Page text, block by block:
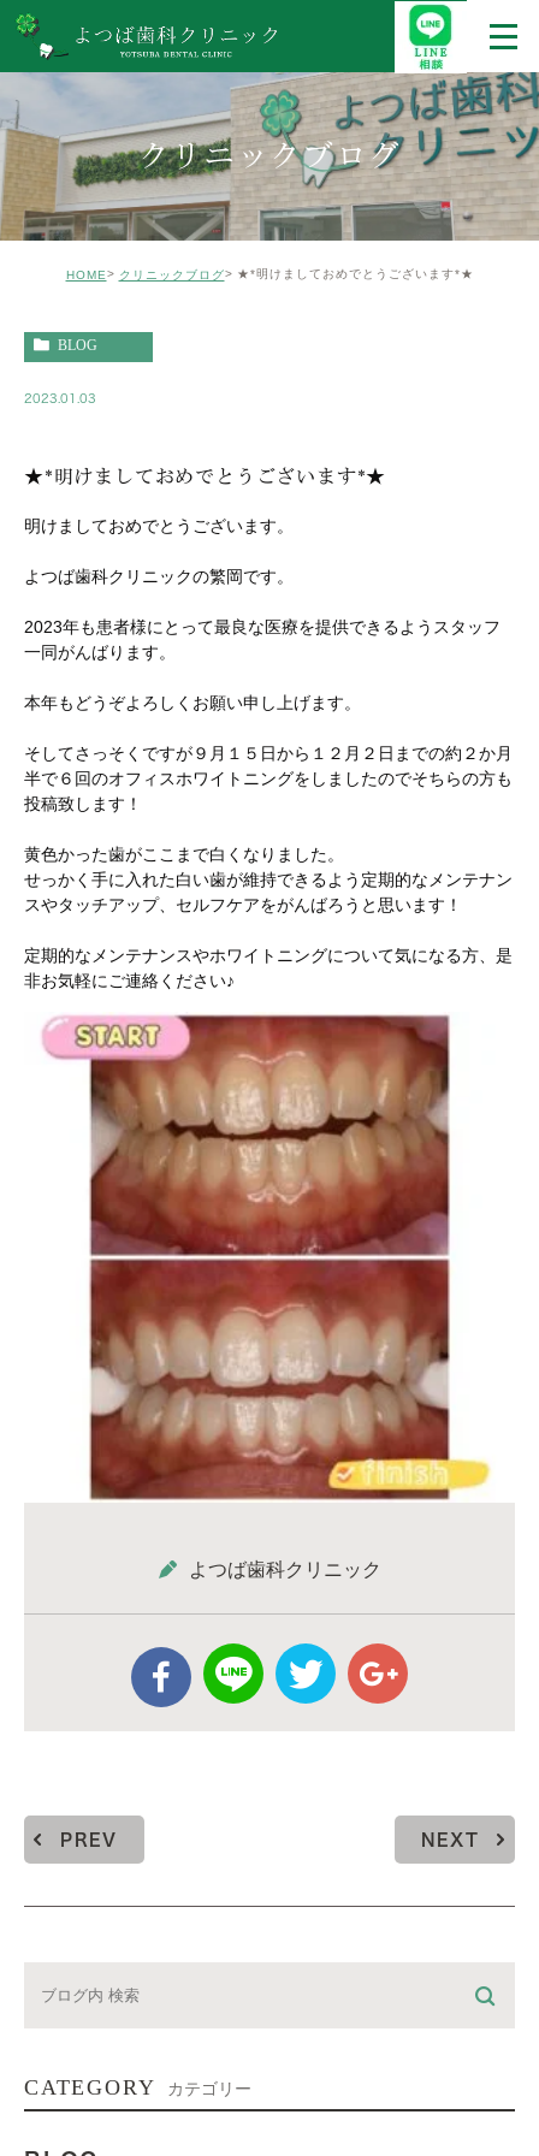
クリニックブログ
HOME クリニックブログ ★*明けましておめでとうございます*★
BLOG
2023.01.03
★*明けましておめでとうございます*★
明けましておめでとうございます。
よつば歯科クリニックの繁岡です。
2023年も患者様にとって最良な医療を提供できるようスタッフ
一同がんばります。
本年もどうぞよろしくお願い申し上げます。
そしてさっそくですが９月１５日から１２月２日までの約２か月
半で６回のオフィスホワイトニングをしましたのでそちらの方も
投稿致します！
黄色かった歯がここまで白くなりました。
せっかく手に入れた白い歯が維持できるよう定期的なメンテナン
スやタッチアップ、セルフケアをがんばろうと思います！
定期的なメンテナンスやホワイトニングについて気になる方、是
非お気軽にご連絡ください♪
よつば歯科クリニック
PREV NEXT
CATEGORY カテゴリー